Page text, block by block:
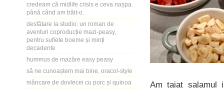
credeam că midlife crisis e ceva nașpa.
până când am trăit-o.
desfătare la studio: un roman de
aventuri coproducție mazi-peasy,
pentru suflete boeme și minți
decadente
hummus de mazăre easy peasy
să ne cunoaștem mai bine, oracol-style
mâncare de dovlecei cu porc și quinoa
Am taiat salamul